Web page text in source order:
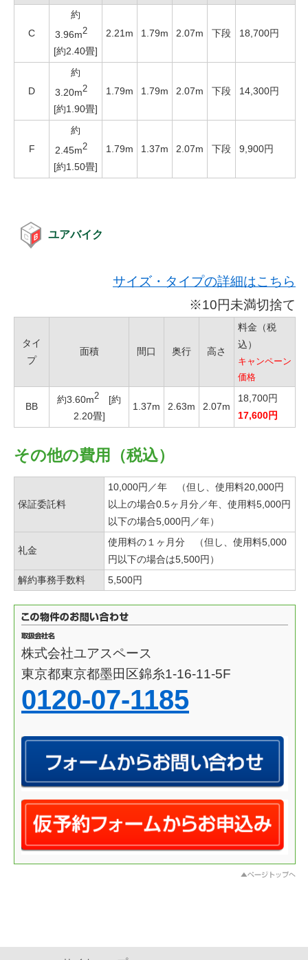
C
約
3.96m2
[約2.40畳]
2.21m 1.79m 2.07m 下段 18,700円
D
約
3.20m2
[約1.90畳]
1.79m 1.79m 2.07m 下段 14,300円
F
約
2.45m2
[約1.50畳]
1.79m 1.37m 2.07m 下段 9,900円
ユアバイク
サイズ・タイプの詳細はこちら
※10円未満切捨て
タイ
プ
面積 間口 奥行 高さ
料金（税
込）
キャンペーン
価格
BB
約3.60m2 [約
2.20畳]
1.37m 2.63m 2.07m
18,700円
17,600円
その他の費用（税込）
保証委託料
10,000円／年 （但し、使用料20,000円
以上の場合0.5ヶ月分／年、使用料5,000円
以下の場合5,000円／年）
礼金
使用料の１ヶ月分 （但し、使用料5,000
円以下の場合は5,500円）
解約事務手数料
5,500円
株式会社ユアスペース
東京都東京都墨田区錦糸1-16-11-5F
0120-07-1185